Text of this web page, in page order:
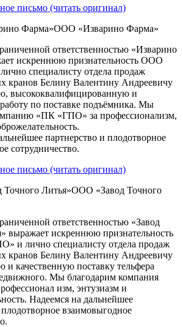
письмо (читать оригинал)
ООО «Изварино Фарма»
ответственностью «Изварино
искреннюю признательность ООО
специалисту отдела продаж
кранов Белину Валентину Андреевичу
высококвалифицированную и
по поставке подъёмника. Мы
«ПК «ГПО» за профессионализм,
партнерство и плодотворное
сотрудничество.
письмо (читать оригинал)
ООО «Завод Точного
ответственностью «Завод
выражает искреннюю признательность
и лично специалисту отдела продаж
кранов Белину Валентину Андреевичу
и качественную поставку тельфера
Мы благодарим компания
изм, энтузиазм и
Надеемся на дальнейшее
взаимовыгодное